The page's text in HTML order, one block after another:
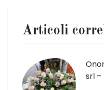
Articoli
srl –